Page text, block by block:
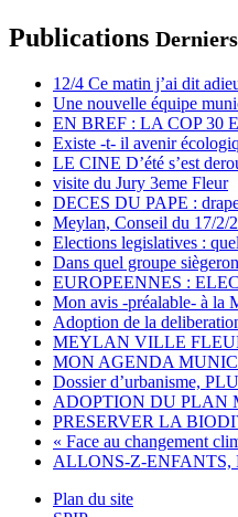
Publications
12/4 Ce matin j’ai dit
Une nouvelle équipe
EN BREF : LA COP 30
Existe -t- il avenir
LE CINE D’été s’est
visite du Jury 3eme Fleur
DECES DU PAPE :
Meylan, Conseil du 17/2/
Elections legislatives :
Dans quel groupe
EUROPEENNES :
Mon avis -préalable- à la
Adoption de la
MEYLAN VILLE
MON AGENDA
Dossier d’urbanisme,
ADOPTION DU PLAN
PRESERVER LA
« Face au changement
ALLONS-Z-ENFANTS,
Plan du site